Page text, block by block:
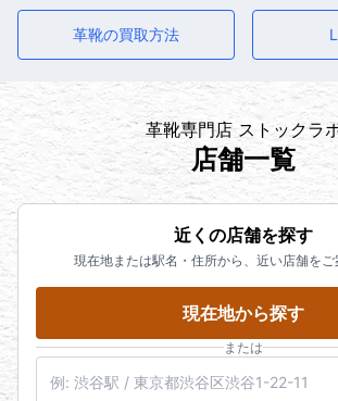
革靴の買取方法
革靴専門店 ストックラ
店舗一覧
近くの店舗を探す
現在地または駅名・住所から、近い店舗をご
現在地から探す
または